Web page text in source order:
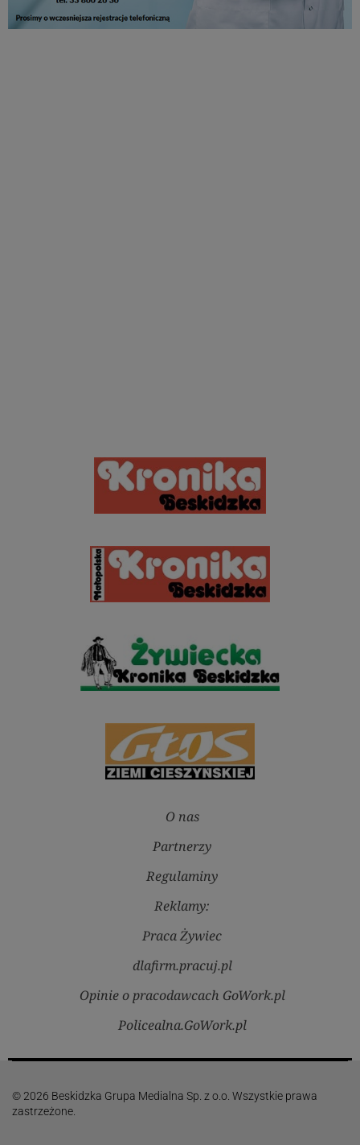
O nas
Partnerzy
Regulaminy
Reklamy:
Praca Żywiec
dlafirm.pracuj.pl
Opinie o pracodawcach GoWork.pl
Policealna.GoWork.pl
© 2026 Beskidzka Grupa Medialna Sp. z o.o. Wszystkie prawa
zastrzeżone.